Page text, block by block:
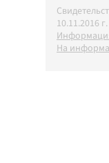
10.11.2016
На